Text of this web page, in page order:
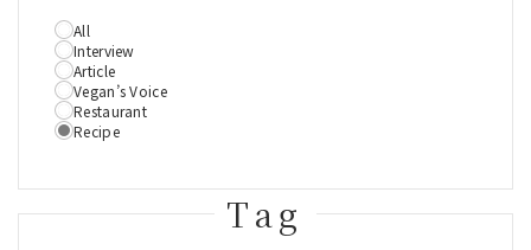
All
Interview
Article
Vegan’s Voice
Restaurant
Recipe
Tag